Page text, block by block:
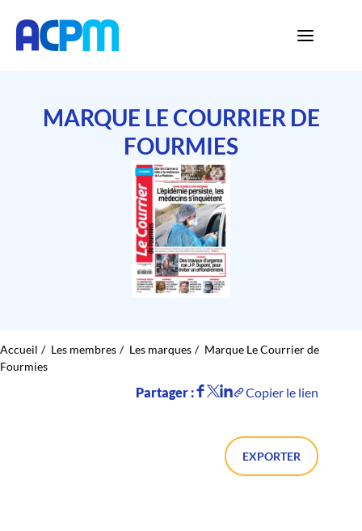
MARQUE LE COURRIER DE
FOURMIES
Accueil Les membres Les marques
Marque Le Courrier de
Fourmies
Partager : Copier le lien
EXPORTER